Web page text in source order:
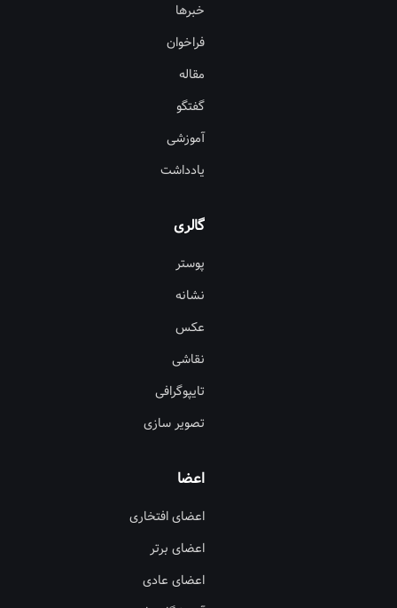
خبرها
فراخوان
مقاله
گفتگو
آموزشی
یادداشت
گالری
پوستر
نشانه
عکس
نقاشی
تایپوگرافی
تصویر سازی
اعضا
اعضای افتخاری
اعضای برتر
اعضای عادی